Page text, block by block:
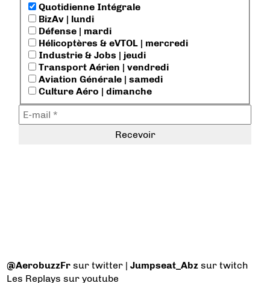
Quotidienne Intégrale
BizAv | lundi
Défense | mardi
Hélicoptères & eVTOL | mercredi
Industrie & Jobs | jeudi
Transport Aérien | vendredi
Aviation Générale | samedi
Culture Aéro | dimanche
@AerobuzzFr sur twitter |Jumpseat_Abz sur twitch
Les Replays sur youtube